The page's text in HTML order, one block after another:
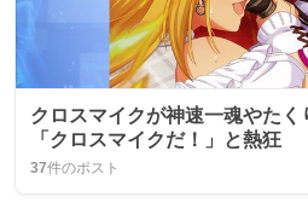
クロスマイクが神速一魂やた
「クロスマイクだ！」と熱狂
37件のポスト